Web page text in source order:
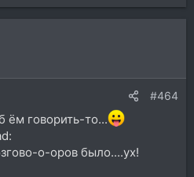
#464
ём говорить-то...
о-оров было....ух!